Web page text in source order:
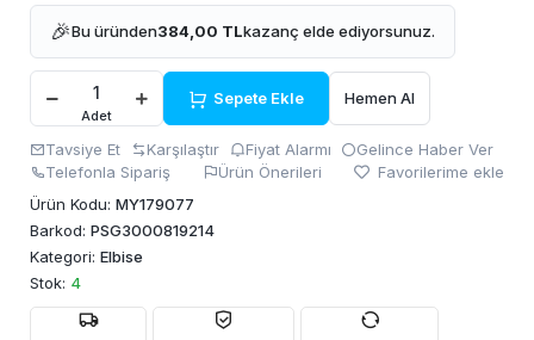
🎉Bu üründen384,00 TLkazanç elde ediyorsunuz.
Adet
Sepete Ekle Hemen Al
Tavsiye Et Karşılaştır Fiyat Alarmı
Gelince Haber Ver
Telefonla Sipariş
Ürün Önerileri
Favorilerime ekle
Ürün Kodu: MY179077
Barkod: PSG3000819214
Kategori: Elbise
Stok: 4